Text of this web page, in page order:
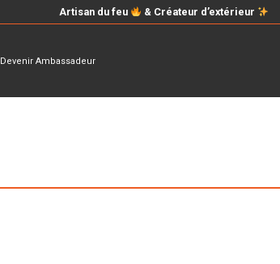
Artisan du feu & Créateur d’extérieur
Devenir Ambassadeur